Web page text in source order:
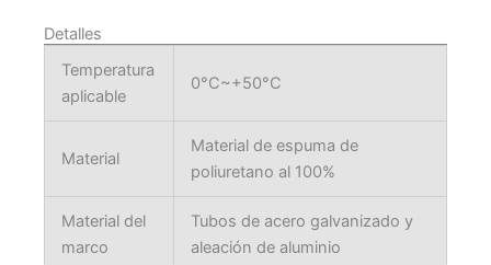
Detalles
Temperatura
aplicable
0°C~+50°C
Material
Material de espuma de
poliuretano al 100%
Material del
marco
Tubos de acero galvanizado y
aleación de aluminio